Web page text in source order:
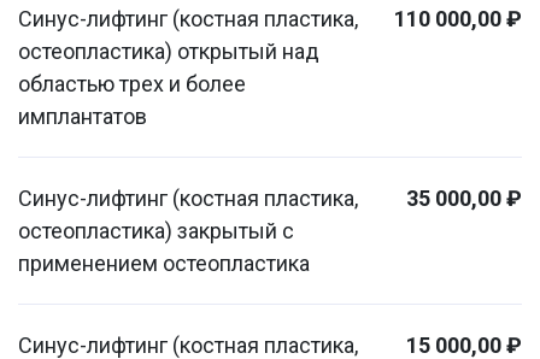
Синус-лифтинг (костная пластика,
остеопластика) открытый над
областью трех и более
имплантатов
110 000,00 ₽
Синус-лифтинг (костная пластика,
остеопластика) закрытый с
применением остеопластика
35 000,00 ₽
Синус-лифтинг (костная пластика,
15 000,00 ₽